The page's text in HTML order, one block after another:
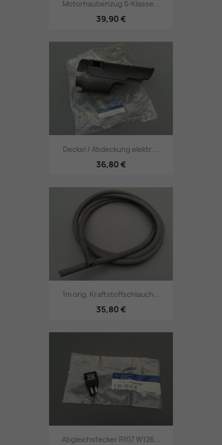
Motorhaubenzug S-Klasse...
39,90 €
Deckel / Abdeckung elektr....
36,80 €
1m orig. Kraftstoffschlauch...
35,80 €
Abgleichstecker R107 W126...